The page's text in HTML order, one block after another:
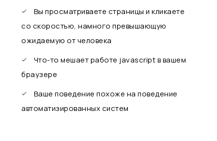
Вы просматриваете страницы и кликаете
со скоростью, намного превышающую
ожидаемую от человека
Что-то мешает работе javascript в вашем
браузере
Ваше поведение похоже на поведение
автоматизированных систем